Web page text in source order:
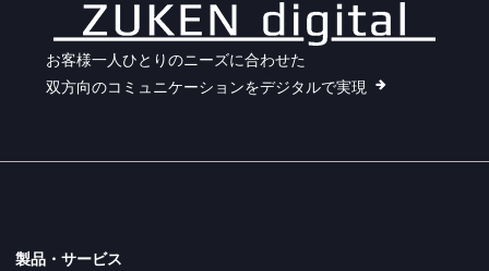
お客様一人ひとりのニーズに合わせた
双方向のコミュニケーションをデジタルで実現
製品・サービス